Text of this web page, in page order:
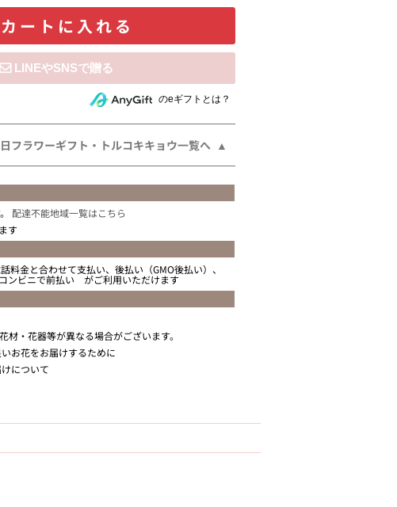
カートに入れる
らない相手にeギフトで贈るのeギフトとは？
フラワーギフト・トルコキキョウ一覧へ
配達不能地域一覧はこちら
す
料金と合わせて支払い、後払い（GMO後払い）、
ンビニで前払い がご利用いただけます
材・花器等が異なる場合がございます。
お花をお届けするために
について